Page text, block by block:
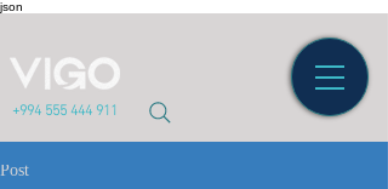
json
+994 555 444 911
Post